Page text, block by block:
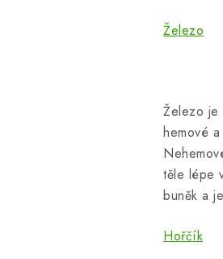
Železo
Železo je
hemové
těle lépe
buněk a
Hořčík